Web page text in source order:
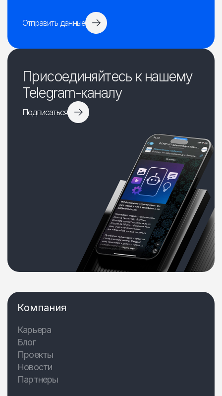
Отправить данные
Присоединяйтесь к нашему
Telegram-каналу
Подписаться
Компания
Карьера
Блог
Проекты
Новости
Партнеры